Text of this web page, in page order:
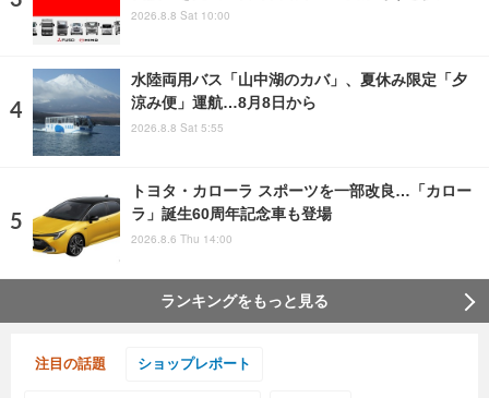
2026.8.8 Sat 10:00
水陸両用バス「山中湖のカバ」、夏休み限定「夕
涼み便」運航…8月8日から
2026.8.8 Sat 5:55
トヨタ・カローラ スポーツを一部改良…「カロー
ラ」誕生60周年記念車も登場
2026.8.6 Thu 14:00
ランキングをもっと見る
注目の話題 ショップレポート